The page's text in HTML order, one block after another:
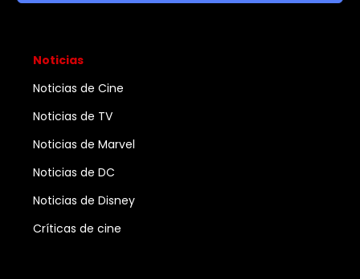
Noticias
Noticias de Cine
Noticias de TV
Noticias de Marvel
Noticias de DC
Noticias de Disney
Críticas de cine